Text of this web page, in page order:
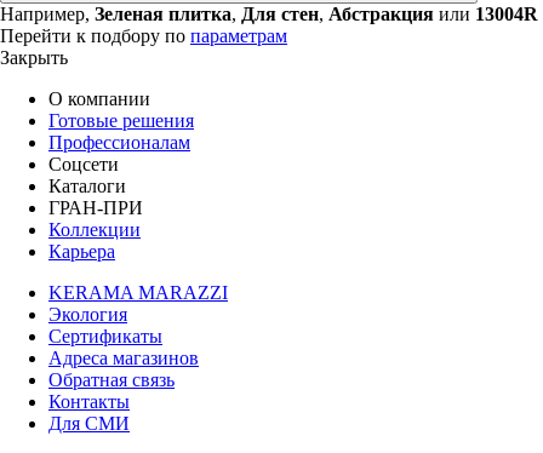
Например, Зеленая плитка, Для стен, Абстракция или 13004R
Перейти к подбору по параметрам
Закрыть
О компании
Готовые решения
Профессионалам
Соцсети
Каталоги
ГРАН-ПРИ
Коллекции
Карьера
KERAMA MARAZZI
Экология
Сертификаты
Адреса магазинов
Обратная связь
Контакты
Для СМИ